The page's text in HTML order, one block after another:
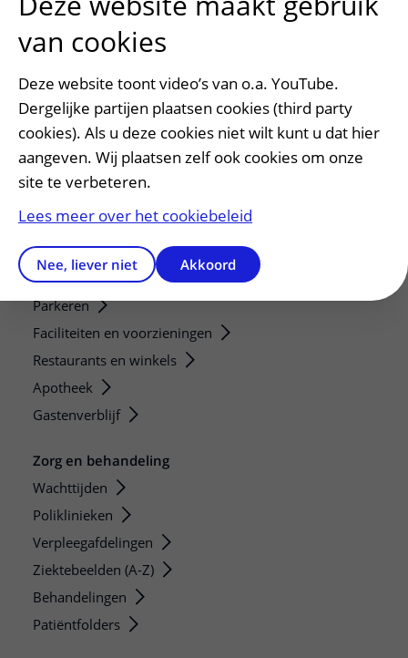
Verwijzers
Diagnostiek aanvragen
Zorgverlenersportaal
Contact
Wat is uw ervaring met het UMC Utrecht?
Adres en route
Parkeren
Faciliteiten en voorzieningen
Restaurants en winkels
Apotheek
Gastenverblijf
Zorg en behandeling
Wachttijden
Poliklinieken
Verpleegafdelingen
Ziektebeelden (A-Z)
Behandelingen
Patiëntfolders
van cookies
Deze website toont video’s van o.a. YouTube.
Dergelijke partijen plaatsen cookies (third party
cookies). Als u deze cookies niet wilt kunt u dat hier
aangeven. Wij plaatsen zelf ook cookies om onze
site te verbeteren.
Lees meer over het cookiebeleid
Nee, liever niet Akkoord